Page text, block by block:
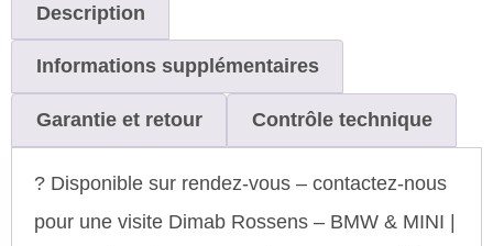
Description
Informations supplémentaires
Garantie et retour Contrôle technique
? Disponible sur rendez-vous – contactez-nous
pour une visite Dimab Rossens – BMW & MINI |